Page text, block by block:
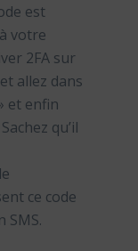
est
votre
2FA sur
allez dans
et enfin
qu’il
ce code
SMS.